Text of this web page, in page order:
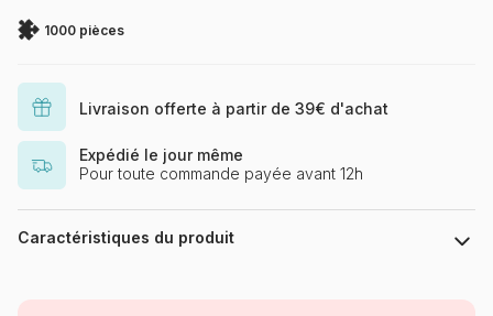
1000 pièces
Livraison offerte à partir de 39€ d'achat
Expédié le jour même
Pour toute commande payée avant 12h
Caractéristiques du produit